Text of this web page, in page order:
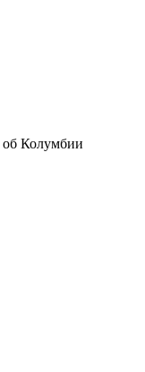
об Колумбии